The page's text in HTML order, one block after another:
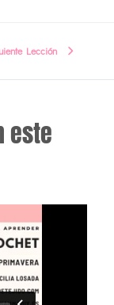
Lección
este